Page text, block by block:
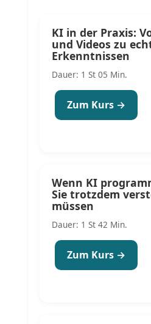
KI in der Praxis:
und Videos zu
Erkenntnissen
Dauer: 1 St 05 Min.
Zum Kurs →
Wenn KI
Sie trotzdem
müssen
Dauer: 1 St 42 Min.
Zum Kurs →